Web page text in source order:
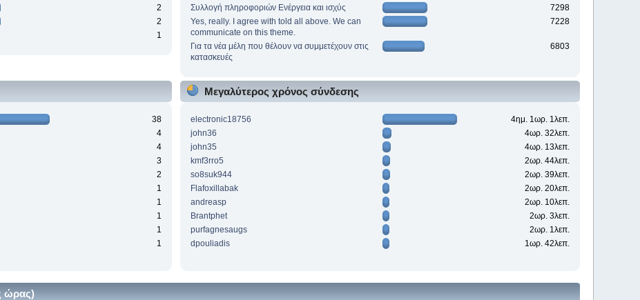
2
2
1
Συλλογή πληροφοριών Ενέργεια και ισχύς
7298
Yes, really. I agree with told all above. We can
communicate on this theme.
7228
Για τα νέα μέλη που θέλουν να συμμετέχουν στις
κατασκευές
6803
38
4
4
3
2
1
1
1
1
1
Μεγαλύτερος χρόνος σύνδεσης
electronic18756
4ημ. 1ωρ. 1λεπ.
john36
4ωρ. 32λεπ.
john35
4ωρ. 13λεπ.
kmf3rro5
2ωρ. 44λεπ.
so8suk944
2ωρ. 39λεπ.
Flafoxillabak
2ωρ. 20λεπ.
andreasp
2ωρ. 10λεπ.
Brantphet
2ωρ. 3λεπ.
purfagnesaugs
2ωρ. 1λεπ.
dpouliadis
1ωρ. 42λεπ.
ώρας)